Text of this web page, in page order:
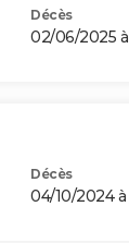
Décès
02/06/2025 à
Décès
04/10/2024 à